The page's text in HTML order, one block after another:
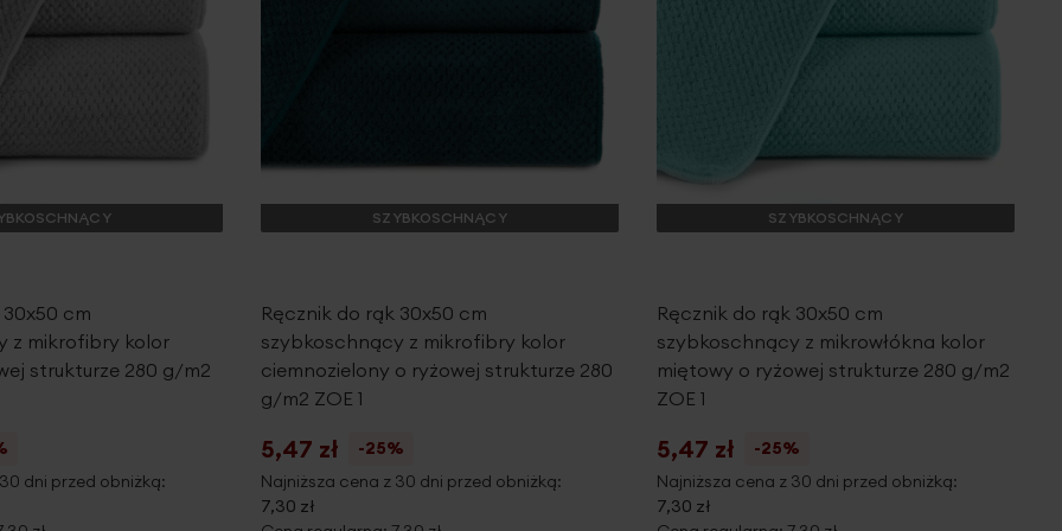
cm
z mikrofibry kolor
strukturze 280 g/m2
dni przed obniżką:
SZYBKOSCHNĄCY
Ręcznik do rąk 30x50 cm
szybkoschnący z mikrofibry kolor
ciemnozielony o ryżowej strukturze 280
g/m2 ZOE 1
5,47 zł
-25%
Najniższa cena z 30 dni przed obniżką:
7,30 zł
SZYBKOSCHNĄCY
Ręcznik do rąk 30x50 cm
szybkoschnący z mikrowłókna kolor
miętowy o ryżowej strukturze 280 g/m2
ZOE 1
5,47 zł
-25%
Najniższa cena z 30 dni przed obniżką:
7,30 zł